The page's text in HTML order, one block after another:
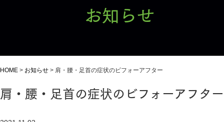
お知らせ
HOME > お知らせ > 肩・腰・足首の症状のビフォーアフター
肩・腰・足首の症状のビフォーアフター